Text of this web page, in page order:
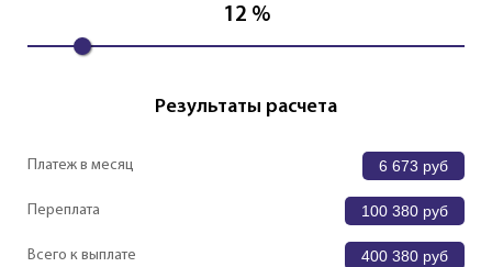
12 %
Результаты расчета
Платеж в месяц 6 673 руб
Переплата 100 380 руб
Всего к выплате 400 380 руб